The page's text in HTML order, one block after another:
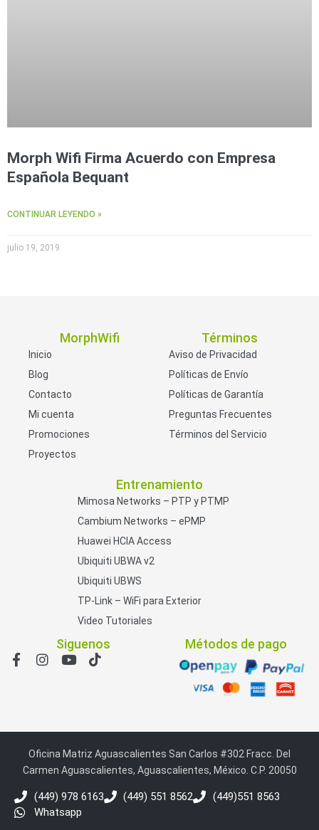
Morph Wifi Firma Acuerdo con Empresa
Española Bequant
CONTINUAR LEYENDO »
julio 19, 2019
MorphWifi
Inicio
Blog
Contacto
Mi cuenta
Promociones
Proyectos
Términos
Aviso de Privacidad
Políticas de Envío
Políticas de Garantía
Preguntas Frecuentes
Términos del Servicio
Entrenamiento
Mimosa Networks – PTP y PTMP
Cambium Networks – ePMP
Huawei HCIA Access
Ubiquiti UBWA v2
Ubiquiti UBWS
TP-Link – WiFi para Exterior
Video Tutoriales
Siguenos Métodos de pago
Oficina Matriz Aguascalientes San Carlos #302 Fracc. Del
Carmen Aguascalientes, Aguascalientes, México. C.P. 20050
(449) 978 6163 (449) 551 8562
(449)551 8563
Whatsapp